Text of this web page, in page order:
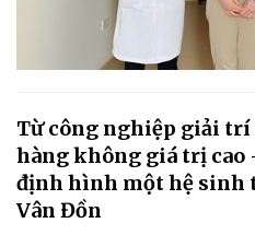
Từ công nghiệp giải
hàng không giá trị cao
định hình một hệ sinh
Vân Đồn